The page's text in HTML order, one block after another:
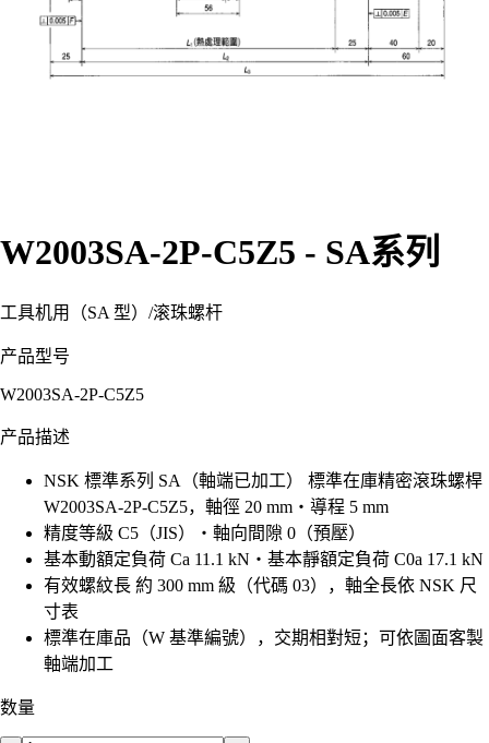
W2003SA-2P-C5Z5 - SA系列
工具机用（SA 型） /滚珠螺杆
产品型号
W2003SA-2P-C5Z5
产品描述
NSK 標準系列 SA（軸端已加工） 標準在庫精密滾珠螺桿
W2003SA-2P-C5Z5，軸徑 20 mm・導程 5 mm
精度等級 C5（JIS）・軸向間隙 0（預壓）
基本動額定負荷 Ca 11.1 kN・基本靜額定負荷 C0a 17.1 kN
有效螺紋長 約 300 mm 級（代碼 03），軸全長依 NSK 尺
寸表
標準在庫品（W 基準編號），交期相對短；可依圖面客製
軸端加工
数量